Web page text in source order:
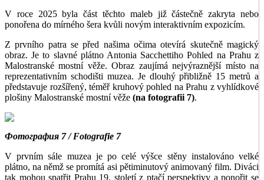
V roce 2025 byla část těchto maleb již částečně zakryta nebo
ponořena do mírného šera kvůli novým interaktivním expozicím.
Z prvního patra se před našima očima otevírá skutečně magický
obraz. Je to slavné plátno Antonia Sacchettiho Pohled na Prahu z
Malostranské mostní věže. Obraz zaujímá nejvýraznější místo na
reprezentativním schodišti muzea. Je dlouhý přibližně 15 metrů a
představuje rozšířený, téměř kruhový pohled na Prahu z vyhlídkové
plošiny Malostranské mostní věže (na fotografii 7).
Фотография 7 / Fotografie 7
V prvním sále muzea je po celé výšce stěny instalováno velké
plátno, na němž se promítá asi pětiminutový animovaný film. Diváci
tak mohou spatřit Prahu 19. století z ptačí perspektivy a ponořit se